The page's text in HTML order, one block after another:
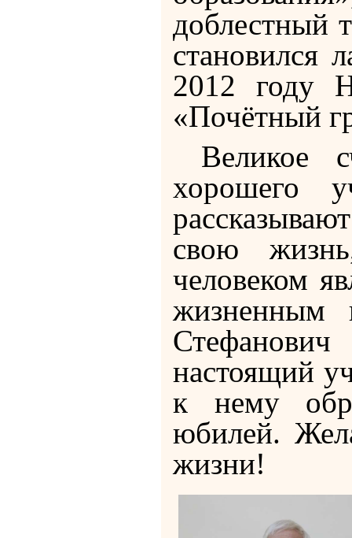
доблестный
становился
2012 году
«Почётный
Великое
хорошего
свою
человеком
жизненным
настоящий
к нему
юбилей.
жизни!